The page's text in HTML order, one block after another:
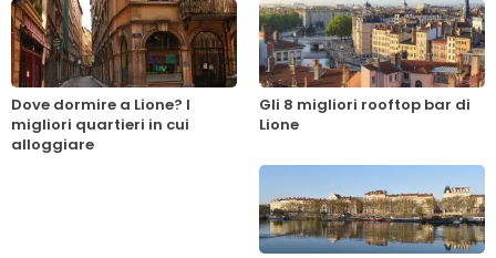
Dove dormire a Lione? I
migliori quartieri in cui
alloggiare
Gli 8 migliori rooftop bar di
Lione